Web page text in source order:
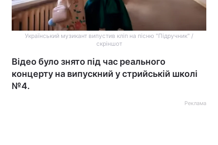
Український музикант випустив кліп на пісню "Підручник" /
скріншот
Відео було знято під час реального
концерту на випускний у стрийській школі
№4.
Реклама